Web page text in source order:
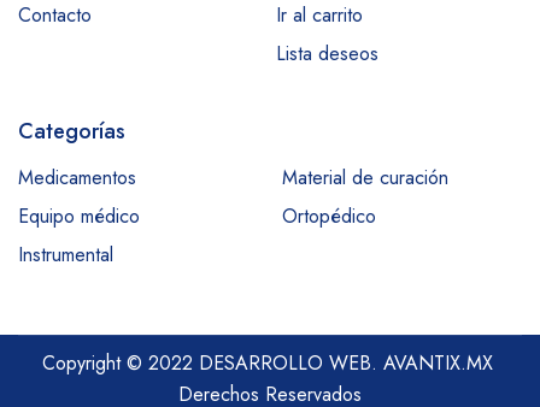
Contacto
Ir al carrito
Lista deseos
Categorías
Medicamentos
Material de curación
Equipo médico
Ortopédico
Instrumental
Copyright © 2022 DESARROLLO WEB. AVANTIX.MX
Derechos Reservados